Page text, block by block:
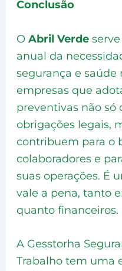
Conclusão
O Abril Verde
anual da
segurança e saúde
empresas que
preventivas não
obrigações legais,
contribuem para o
colaboradores e
suas operações. É
vale a pena, tanto
quanto financeiros.
A Gesstorha
Trabalho tem uma